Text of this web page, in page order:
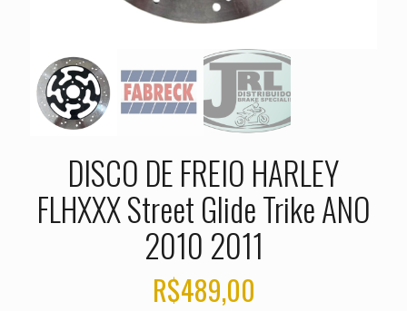
DISCO DE FREIO HARLEY
FLHXXX Street Glide Trike ANO
2010 2011
R$489,00